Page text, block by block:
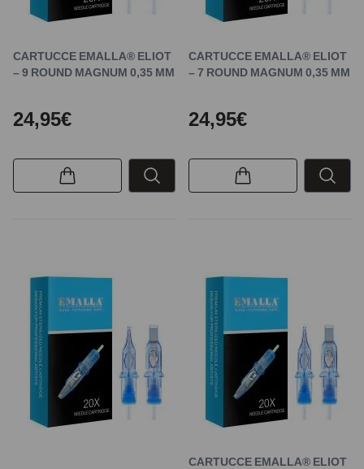
CARTUCCE EMALLA® ELIOT
– 9 ROUND MAGNUM 0,35 MM
24,95€
CARTUCCE EMALLA® ELIOT
– 7 ROUND MAGNUM 0,35 MM
24,95€
CARTUCCE EMALLA® ELIOT